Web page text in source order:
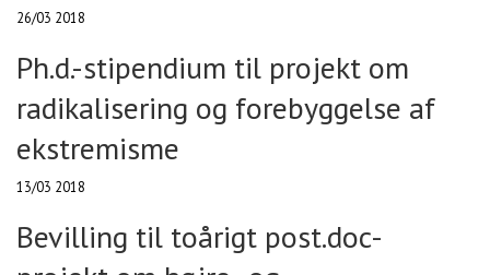
26/03 2018
Ph.d.-stipendium til projekt om
radikalisering og forebyggelse af
ekstremisme
13/03 2018
Bevilling til toårigt post.doc-